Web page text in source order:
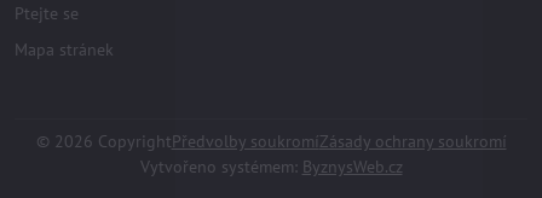
Ptejte se
Mapa stránek
© 2026 CopyrightPředvolby soukromíZásady ochrany soukromí
Vytvořeno systémem: ByznysWeb.cz